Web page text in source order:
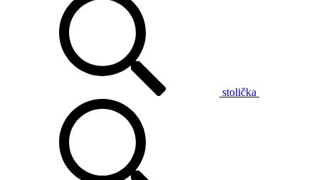
stolička